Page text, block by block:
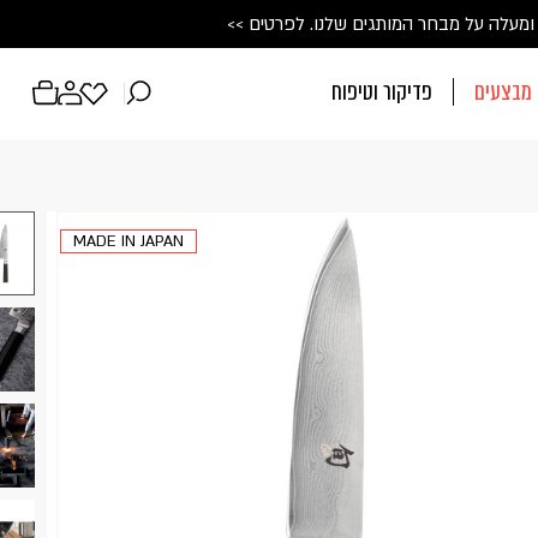
על מבחר המותגים שלנו. לפרטים >> טאנטו מיוחדת 💙 לכל הפרטים >>
מבצעים פדיקור וטיפוח
MADE IN JAPAN